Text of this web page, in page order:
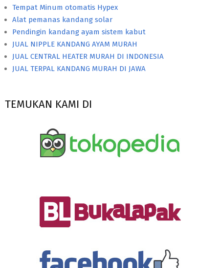
Tempat Minum otomatis Hypex
Alat pemanas kandang solar
Pendingin kandang ayam sistem kabut
JUAL NIPPLE KANDANG AYAM MURAH
JUAL CENTRAL HEATER MURAH DI INDONESIA
JUAL TERPAL KANDANG MURAH DI JAWA
TEMUKAN KAMI DI